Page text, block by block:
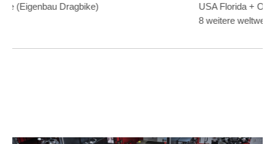
USA Florida + Orlando Bike Week USA Florida +